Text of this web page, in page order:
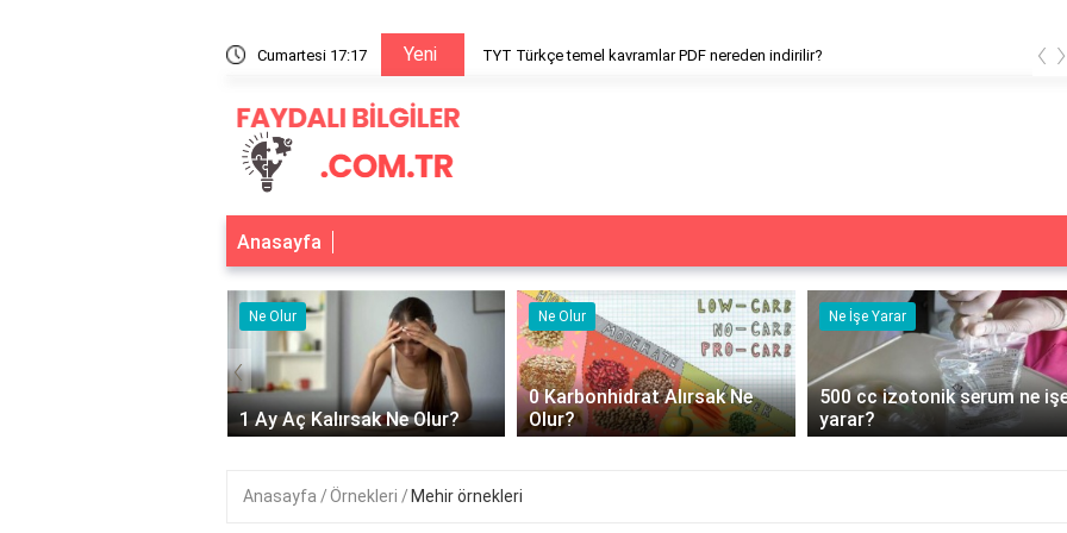
Cumartesi 17:17 Yeni
TYT Türkçe temel kavramlar PDF nereden indirilir? TYT Türkçe temel kavramlar PDF nereden ‹ ›
Anasayfa
Ne Olur
1 Ay Aç Kalırsak Ne Olur?
Ne Olur
0 Karbonhidrat Alırsak Ne
Olur?
Ne İşe Yarar
500 cc izotonik serum ne
yarar?
‹
Anasayfa Örnekleri Mehir örnekleri